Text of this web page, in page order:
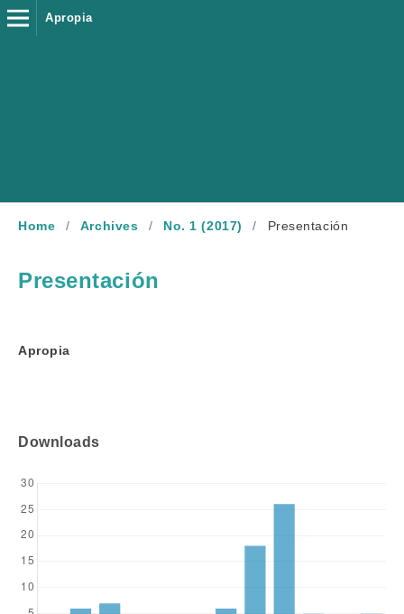
Apropia
Home / Archives / No. 1 (2017) / Presentación
Presentación
Apropia
Downloads